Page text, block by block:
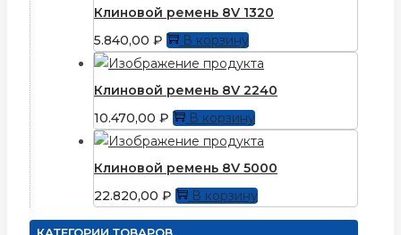
Клиновой ремень 8V 1320
5.840,00 ₽ В корзину
Клиновой ремень 8V 2240
10.470,00 ₽ В корзину
Клиновой ремень 8V 5000
22.820,00 ₽ В корзину